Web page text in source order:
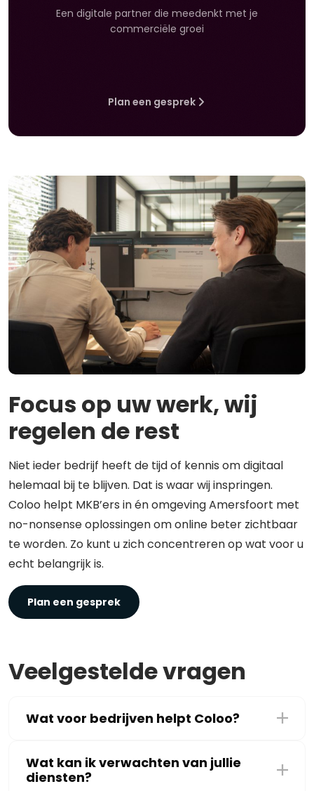
Een digitale partner die meedenkt met je
commerciële groei
Plan een gesprek
Focus op uw werk, wij
regelen de rest
Niet ieder bedrijf heeft de tijd of kennis om digitaal
helemaal bij te blijven. Dat is waar wij inspringen.
Coloo helpt MKB’ers in én omgeving Amersfoort met
no-nonsense oplossingen om online beter zichtbaar
te worden. Zo kunt u zich concentreren op wat voor u
echt belangrijk is.
Plan een gesprek
Veelgestelde vragen
Wat voor bedrijven helpt Coloo?
Wat kan ik verwachten van jullie
diensten?